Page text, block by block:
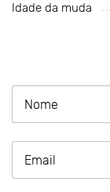
Idade da muda